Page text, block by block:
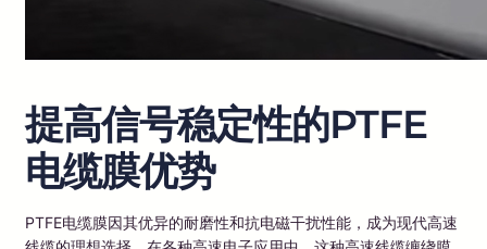
提高信号稳定性的PTFE
电缆膜优势
PTFE电缆膜因其优异的耐磨性和抗电磁干扰性能，成为现代高速